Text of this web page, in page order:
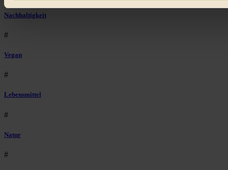
Bist du damit einverstanden?
Nachhaltigkeit
#
Vegan
#
Lebensmittel
#
Natur
#